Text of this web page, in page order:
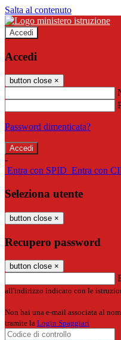
Salta al contenuto
Accedi
Accedi
button close ×
Password dimenticata?
-
Entra con SPID Entra con
Seleziona utente
button close ×
Recupero password
button close ×
all'indirizzo indicato con le
Non hai una e-mail associata al
tramite la Login Spaggiari